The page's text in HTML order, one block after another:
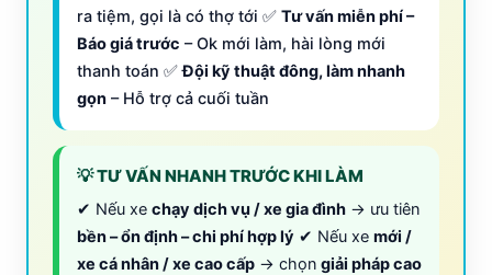
ra tiệm, gọi là có thợ tới ✅ Tư vấn miễn phí –
Báo giá trước – Ok mới làm, hài lòng mới
thanh toán ✅Đội kỹ thuật đông, làm nhanh
gọn – Hỗ trợ cả cuối tuần
💡 TƯ VẤN NHANH TRƯỚC KHI LÀM
✔ Nếu xe chạy dịch vụ / xe gia đình → ưu tiên
bền – ổn định – chi phí hợp lý ✔ Nếu xe mới /
xe cá nhân / xe cao cấp → chọn giải pháp cao